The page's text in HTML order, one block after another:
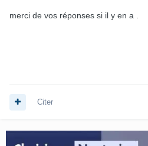
merci de vos réponses si il y en a .
Citer